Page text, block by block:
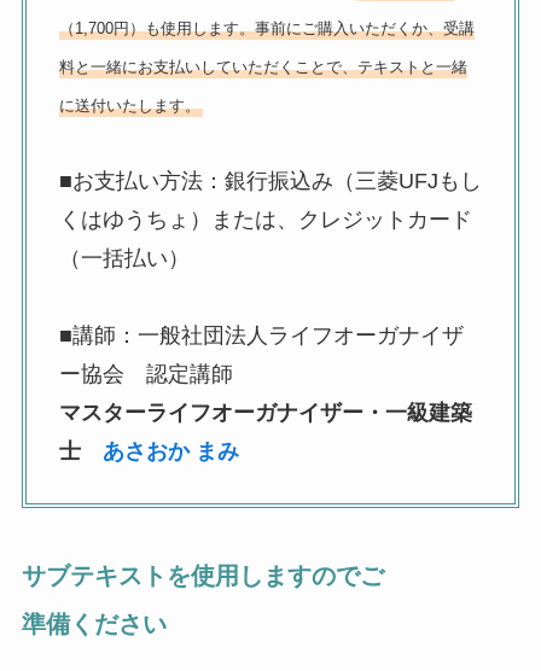
（1,700円）も使用します。事前にご購入いただくか、受講
料と一緒にお支払いしていただくことで、テキストと一緒
に送付いたします。
■お支払い方法：銀行振込み（三菱UFJもし
くはゆうちょ）または、クレジットカード
（一括払い）
■講師：一般社団法人ライフオーガナイザ
ー協会 認定講師
マスターライフオーガナイザー・一級建築
士
あさおか まみ
サブテキストを使用しますのでご
準備ください